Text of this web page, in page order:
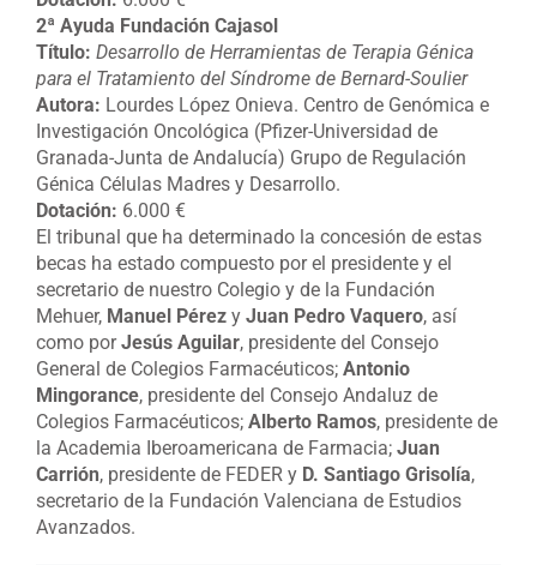
2ª Ayuda Fundación Cajasol
Título: Desarrollo de Herramientas de Terapia Génica
para el Tratamiento del Síndrome de Bernard-Soulier
Autora: Lourdes López Onieva. Centro de Genómica e
Investigación Oncológica (Pfizer-Universidad de
Granada-Junta de Andalucía) Grupo de Regulación
Génica Células Madres y Desarrollo.
Dotación: 6.000 €
El tribunal que ha determinado la concesión de estas
becas ha estado compuesto por el presidente y el
secretario de nuestro Colegio y de la Fundación
Mehuer, Manuel Pérez y Juan Pedro Vaquero, así
como porJesús Aguilar, presidente del Consejo
General de Colegios Farmacéuticos; Antonio
Mingorance, presidente del Consejo Andaluz de
Colegios Farmacéuticos; Alberto Ramos, presidente de
la Academia Iberoamericana de Farmacia; Juan
Carrión, presidente de FEDER y D. Santiago Grisolía,
secretario de la Fundación Valenciana de Estudios
Avanzados.